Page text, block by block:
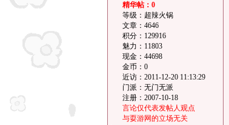
精华帖：0
等级：超辣火锅
文章：4646
积分：129916
魅力：11803
现金：44698
金币：0
近访：2011-12-20 11:13:29
门派：无门无派
注册：2007-10-18
言论仅代表发帖人观点
与耍游网的立场无关